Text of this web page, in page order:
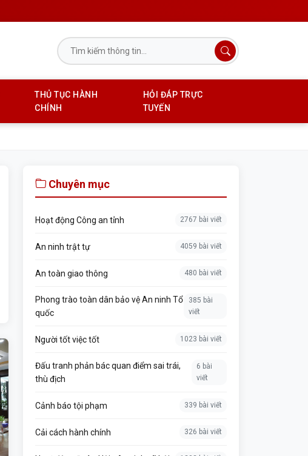
THỦ TỤC HÀNH
CHÍNH
HỎI ĐÁP TRỰC
TUYẾN
Chuyên mục
Hoạt động Công an tỉnh 2767 bài viết
An ninh trật tự 4059 bài viết
An toàn giao thông 480 bài viết
Phong trào toàn dân bảo vệ An ninh Tổ
quốc
385 bài
viết
Người tốt việc tốt 1023 bài viết
Đấu tranh phản bác quan điểm sai trái,
thù địch
6 bài
viết
Cảnh báo tội phạm 339 bài viết
Cải cách hành chính 326 bài viết